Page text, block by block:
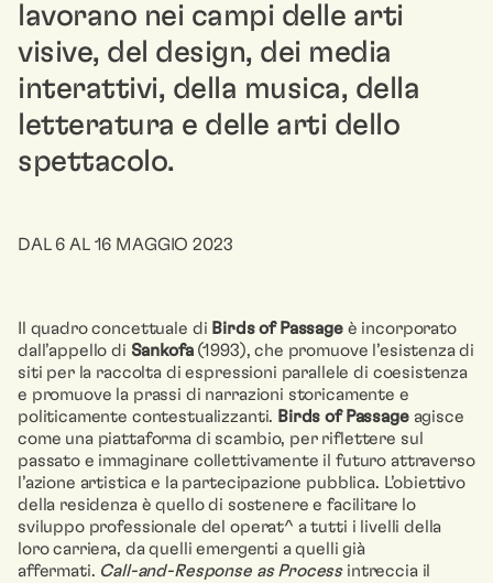
lavorano nei campi delle arti
visive, del design, dei media
interattivi, della musica, della
letteratura e delle arti dello
spettacolo.
DAL 6 AL 16 MAGGIO 2023
Il quadro concettuale di Birds of Passage è incorporato
dall’appello di Sankofa(1993), che promuove l’esistenza di
siti per la raccolta di espressioni parallele di coesistenza
e promuove la prassi di narrazioni storicamente e
politicamente contestualizzanti. Birds of Passage agisce
come una piattaforma di scambio, per riflettere sul
passato e immaginare collettivamente il futuro attraverso
l’azione artistica e la partecipazione pubblica. L’obiettivo
della residenza è quello di sostenere e facilitare lo
sviluppo professionale del operat^ a tutti i livelli della
loro carriera, da quelli emergenti a quelli già
affermati. Call-and-Response as Process intreccia il